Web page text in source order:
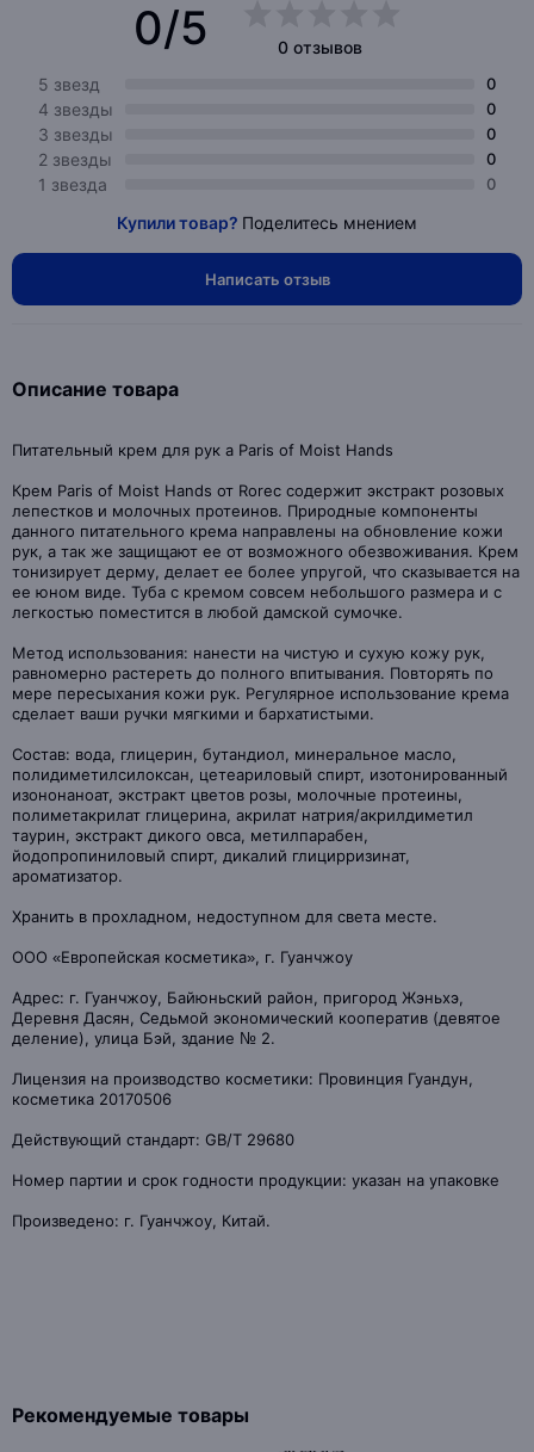
0/5
0 отзывов
5 звезд
0
4 звезды 0
3 звезды 0
2 звезды 0
1 звезда 0
Купили товар? Поделитесь мнением
Написать отзыв
Описание товара
Питательный крем для рук a Paris of Moist Hands
Крем Paris of Moist Hands от Rorec содержит экстракт розовых
лепестков и молочных протеинов. Природные компоненты
данного питательного крема направлены на обновление кожи
рук, а так же защищают ее от возможного обезвоживания. Крем
тонизирует дерму, делает ее более упругой, что сказывается на
ее юном виде. Туба с кремом совсем небольшого размера и с
легкостью поместится в любой дамской сумочке.
Метод использования: нанести на чистую и сухую кожу рук,
равномерно растереть до полного впитывания. Повторять по
мере пересыхания кожи рук. Регулярное использование крема
сделает ваши ручки мягкими и бархатистыми.
Состав: вода, глицерин, бутандиол, минеральное масло,
полидиметилсилоксан, цетеариловый спирт, изотонированный
изононаноат, экстракт цветов розы, молочные протеины,
полиметакрилат глицерина, акрилат натрия/акрилдиметил
таурин, экстракт дикого овса, метилпарабен,
йодопропиниловый спирт, дикалий глицирризинат,
ароматизатор.
Хранить в прохладном, недоступном для света месте.
ООО «Европейская косметика», г. Гуанчжоу
Адрес: г. Гуанчжоу, Байюньский район, пригород Жэньхэ,
Деревня Дасян, Седьмой экономический кооператив (девятое
деление), улица Бэй, здание № 2.
Лицензия на производство косметики: Провинция Гуандун,
косметика 20170506
Действующий стандарт: GB/T 29680
Номер партии и срок годности продукции: указан на упаковке
Произведено: г. Гуанчжоу, Китай.
Рекомендуемые товары